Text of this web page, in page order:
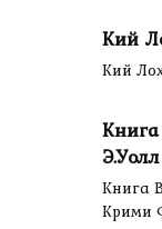
Кий
Кий
Книга
Крими